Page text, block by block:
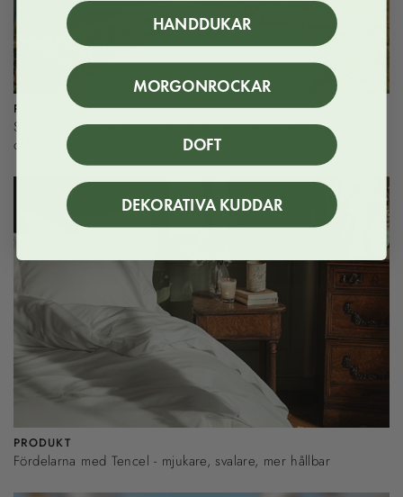
PRODUKT
Supima vs. egyptisk bomull och linne: Vad är skillnaden mellan
olika sängklädes-material?
PRODUKT
Fördelarna med Tencel - mjukare, svalare, mer hållbar
HANDDUKAR
MORGONROCKAR
DOFT
DEKORATIVA KUDDAR